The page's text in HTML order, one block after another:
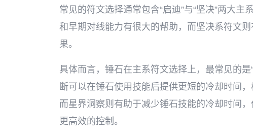
常见的符文选择通常包含“启迪”与“坚决”两大
和早期对线能力有很大的帮助，而坚决系符文
果。
具体而言，锤石在主系符文选择上，最常见的是
断可以在锤石使用技能后提供更短的冷却时间
而星界洞察则有助于减少锤石技能的冷却时间
更高效的控制。